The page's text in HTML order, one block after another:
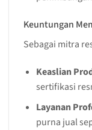
Keuntungan
Sebagai mitra
Keaslian
sertifikasi
Layanan
purna jual